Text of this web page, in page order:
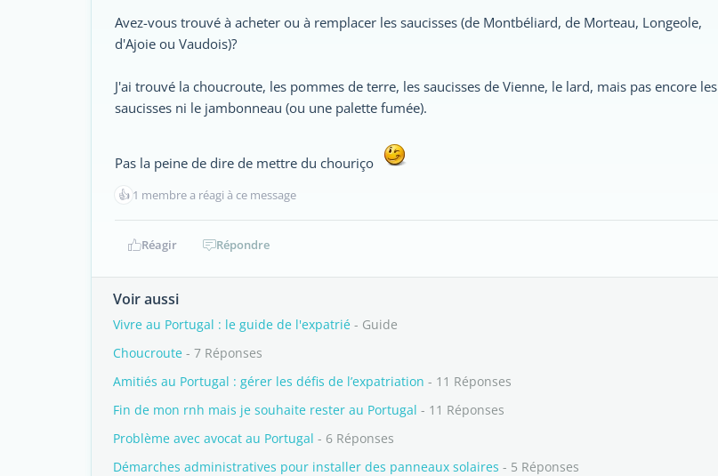
Avez-vous trouvé à acheter ou à remplacer les saucisses (de Montbéliard, de Morteau, Longeole,
d'Ajoie ou Vaudois)?
J'ai trouvé la choucroute, les pommes de terre, les saucisses de Vienne, le lard, mais pas encore les
saucisses ni le jambonneau (ou une palette fumée).
Pas la peine de dire de mettre du chouriço
👍 1 membre a réagi à ce message
Réagir Répondre
Voir aussi
Vivre au Portugal : le guide de l'expatrié - Guide
Choucroute - 7 Réponses
Amitiés au Portugal : gérer les défis de l’expatriation - 11 Réponses
Fin de mon rnh mais je souhaite rester au Portugal - 11 Réponses
Problème avec avocat au Portugal - 6 Réponses
Démarches administratives pour installer des panneaux solaires - 5 Réponses